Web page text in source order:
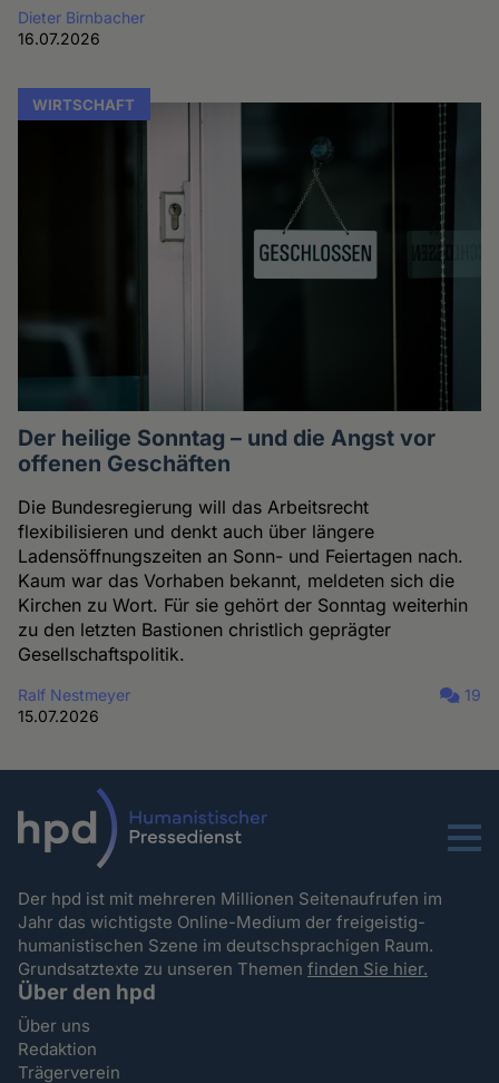
Dieter Birnbacher
16.07.2026
WIRTSCHAFT
Der heilige Sonntag – und die Angst vor
offenen Geschäften
Die Bundesregierung will das Arbeitsrecht
flexibilisieren und denkt auch über längere
Ladensöffnungszeiten an Sonn- und Feiertagen nach.
Kaum war das Vorhaben bekannt, meldeten sich die
Kirchen zu Wort. Für sie gehört der Sonntag weiterhin
zu den letzten Bastionen christlich geprägter
Gesellschaftspolitik.
Ralf Nestmeyer
15.07.2026
19
Menu
Der hpd ist mit mehreren Millionen Seitenaufrufen im
Jahr das wichtigste Online-Medium der freigeistig-
humanistischen Szene im deutschsprachigen Raum.
Grundsatztexte zu unseren Themenfinden Sie hier.
Über den hpd
Über uns
Redaktion
Trägerverein